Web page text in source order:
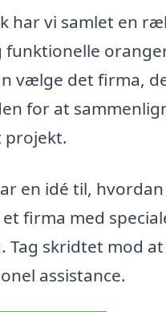
har vi samlet en
funktionelle
vælge det firma,
for at
projekt.
en idé til,
firma med
skridtet mod
assistance.